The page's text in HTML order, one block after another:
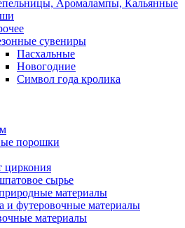
Аромалампы, Кальянные
сувениры
Пасхальные
Новогодние
Символ года кролика
порошки
циркония
сырье
материалы
и футеровочные материалы
материалы